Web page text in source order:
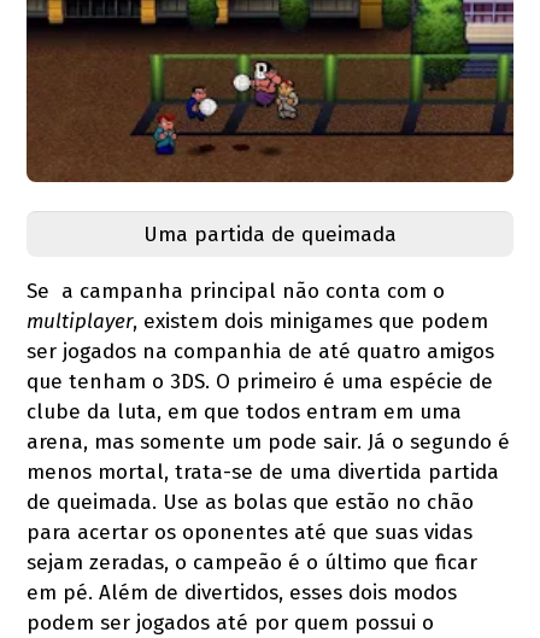
Uma partida de queimada
Se a campanha principal não conta com o
multiplayer, existem dois minigames que podem
ser jogados na companhia de até quatro amigos
que tenham o 3DS. O primeiro é uma espécie de
clube da luta, em que todos entram em uma
arena, mas somente um pode sair. Já o segundo é
menos mortal, trata-se de uma divertida partida
de queimada. Use as bolas que estão no chão
para acertar os oponentes até que suas vidas
sejam zeradas, o campeão é o último que ficar
em pé. Além de divertidos, esses dois modos
podem ser jogados até por quem possui o